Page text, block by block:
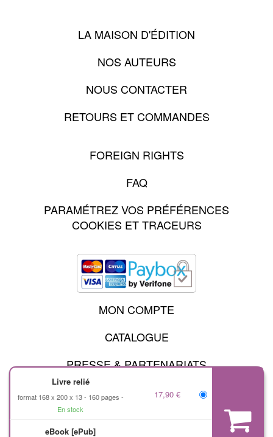
Livre relié
format 168 x 200 x 13
160 pages
En stock
17,90 €
eBook [ePub]
LA MAISON D'ÉDITION
NOS AUTEURS
NOUS CONTACTER
RETOURS ET COMMANDES
FOREIGN RIGHTS
FAQ
PARAMÉTREZ VOS PRÉFÉRENCES
COOKIES ET TRACEURS
MON COMPTE
CATALOGUE
PRESSE & PARTENARIATS
CONDITIONS GÉNÉRALES D'UTILISATION